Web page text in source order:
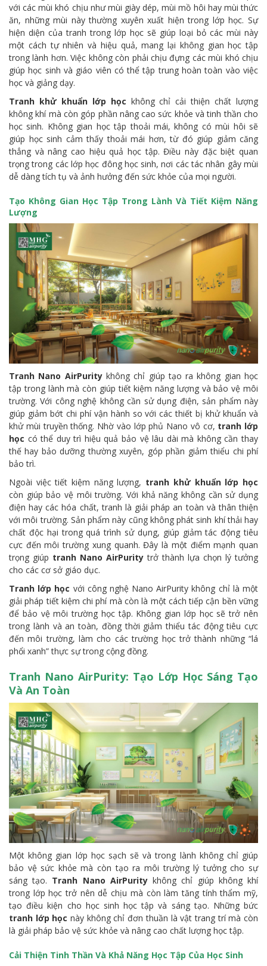
với các mùi khó chịu như mùi giày dép, mùi mồ hôi hay mùi thức
ăn, những mùi này thường xuyên xuất hiện trong lớp học. Sự
hiện diện của tranh trong lớp học sẽ giúp loại bỏ các mùi này
một cách tự nhiên và hiệu quả, mang lại không gian học tập
trong lành hơn. Việc không còn phải chịu đựng các mùi khó chịu
giúp học sinh và giáo viên có thể tập trung hoàn toàn vào việc
học và giảng dạy.
Tranh khử khuẩn lớp học không chỉ cải thiện chất lượng
không khí mà còn góp phần nâng cao sức khỏe và tinh thần cho
học sinh. Không gian học tập thoải mái, không có mùi hôi sẽ
giúp học sinh cảm thấy thoải mái hơn, từ đó giúp giảm căng
thẳng và nâng cao hiệu quả học tập. Điều này đặc biệt quan
trọng trong các lớp học đông học sinh, nơi các tác nhân gây mùi
dễ dàng tích tụ và ảnh hưởng đến sức khỏe của mọi người.
Tạo Không Gian Học Tập Trong Lành Và Tiết Kiệm Năng
Lượng
Tranh Nano AirPuritykhông chỉ giúp tạo ra không gian học
tập trong lành mà còn giúp tiết kiệm năng lượng và bảo vệ môi
trường. Với công nghệ không cần sử dụng điện, sản phẩm này
giúp giảm bớt chi phí vận hành so với các thiết bị khử khuẩn và
khử mùi truyền thống. Nhờ vào lớp phủ Nano vô cơ, tranh lớp
học có thể duy trì hiệu quả bảo vệ lâu dài mà không cần thay
thế hay bảo dưỡng thường xuyên, góp phần giảm thiểu chi phí
bảo trì.
Ngoài việc tiết kiệm năng lượng, tranh khử khuẩn lớp học
còn giúp bảo vệ môi trường. Với khả năng không cần sử dụng
điện hay các hóa chất, tranh là giải pháp an toàn và thân thiện
với môi trường. Sản phẩm này cũng không phát sinh khí thải hay
chất độc hại trong quá trình sử dụng, giúp giảm tác động tiêu
cực đến môi trường xung quanh. Đây là một điểm mạnh quan
trọng giúp tranh Nano AirPurity trở thành lựa chọn lý tưởng
cho các cơ sở giáo dục.
Tranh lớp học với công nghệ Nano AirPurity không chỉ là một
giải pháp tiết kiệm chi phí mà còn là một cách tiếp cận bền vững
để bảo vệ môi trường học tập. Không gian lớp học sẽ trở nên
trong lành và an toàn, đồng thời giảm thiểu tác động tiêu cực
đến môi trường, làm cho các trường học trở thành những “lá
phổi xanh” thực sự trong cộng đồng.
Tranh Nano AirPurity: Tạo Lớp Học Sáng Tạo
Và An Toàn
Một không gian lớp học sạch sẽ và trong lành không chỉ giúp
bảo vệ sức khỏe mà còn tạo ra môi trường lý tưởng cho sự
sáng tạo. Tranh Nano AirPuritykhông chỉ giúp không khí
trong lớp học trở nên dễ chịu mà còn làm tăng tính thẩm mỹ,
tạo điều kiện cho học sinh học tập và sáng tạo. Những bức
tranh lớp học này không chỉ đơn thuần là vật trang trí mà còn
là giải pháp bảo vệ sức khỏe và nâng cao chất lượng học tập.
Cải Thiện Tinh Thần Và Khả Năng Học Tập Của Học Sinh